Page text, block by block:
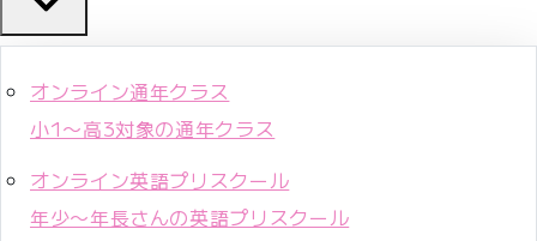
オンライン通年クラス
小1〜高3対象の通年クラス
オンライン英語プリスクール
年少〜年長さんの英語プリスクール